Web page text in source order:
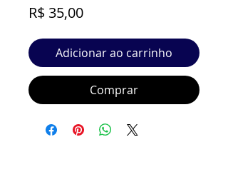
R$ 35,00Preço
Adicionar ao carrinho
Comprar